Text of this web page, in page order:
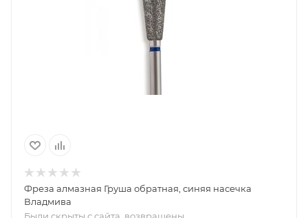
Фреза алмазная Груша обратная, синяя насечка
Владмива